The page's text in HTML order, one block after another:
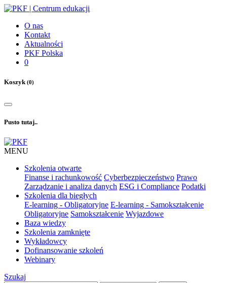
O nas
Kontakt
Aktualności
PKF Polska
0
Koszyk(0)
Pusto tutaj..
MENU
Szkolenia otwarte
Finanse i rachunkowość Cyberbezpieczeństwo Prawo
Zarządzanie i analiza danych ESG i Compliance Podatki
Szkolenia dla biegłych
E-learning - Obligatoryjne E-learning - Samokształcenie
Obligatoryjne Samokształcenie Wyjazdowe
Baza wiedzy
Szkolenia zamknięte
Wykładowcy
Dofinansowanie szkoleń
Webinary
Szukaj